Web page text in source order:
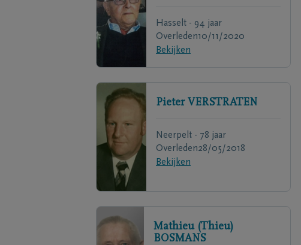
Hasselt - 94 jaar
Overleden10/11/2020
Bekijken
Pieter VERSTRATEN
Neerpelt - 78 jaar
Overleden28/05/2018
Bekijken
Mathieu (Thieu)
BOSMANS